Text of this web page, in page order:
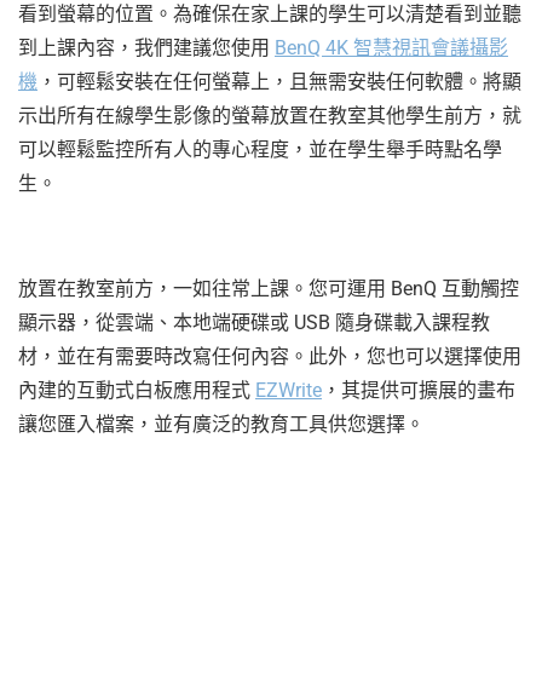
看到螢幕的位置。為確保在家上課的學生可以清楚看到並聽
到上課內容，我們建議您使用 BenQ 4K 智慧視訊會議攝影
機 ，可輕鬆安裝在任何螢幕上，且無需安裝任何軟體。將顯
示出所有在線學生影像的螢幕放置在教室其他學生前方，就
可以輕鬆監控所有人的專心程度，並在學生舉手時點名學
生。
放置在教室前方，一如往常上課。您可運用 BenQ 互動觸控
顯示器，從雲端、本地端硬碟或 USB 隨身碟載入課程教
材，並在有需要時改寫任何內容。此外，您也可以選擇使用
內建的互動式白板應用程式 EZWrite ，其提供可擴展的畫布
讓您匯入檔案，並有廣泛的教育工具供您選擇。